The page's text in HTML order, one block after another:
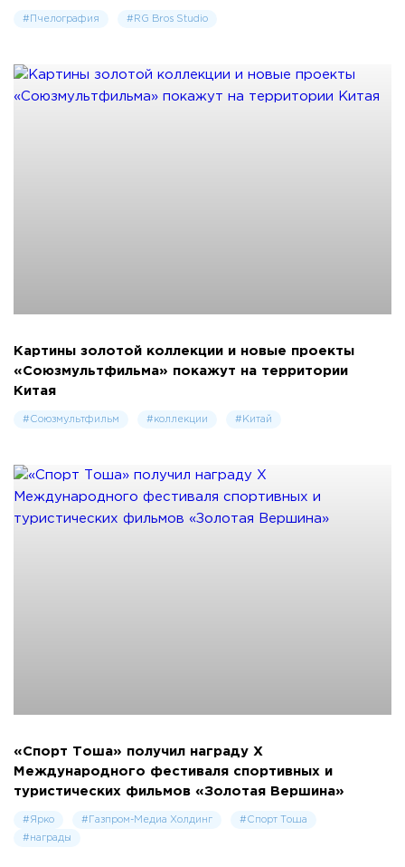
#Пчелография #RG Bros Studio
Картины золотой коллекции и новые проекты
«Союзмультфильма» покажут на территории
Китая
#Союзмультфильм #коллекции #Китай
«Спорт Тоша» получил награду X
Международного фестиваля спортивных и
туристических фильмов «Золотая Вершина»
#Ярко #Газпром-Медиа Холдинг
#Спорт Тоша
#награды